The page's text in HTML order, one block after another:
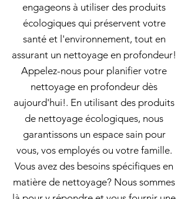
engageons à utiliser des produits
écologiques qui préservent votre
santé et l'environnement, tout en
assurant un nettoyage en profondeur!
Appelez-nous pour planifier votre
nettoyage en profondeur dès
aujourd'hui!. En utilisant des produits
de nettoyage écologiques, nous
garantissons un espace sain pour
vous, vos employés ou votre famille.
Vous avez des besoins spécifiques en
matière de nettoyage? Nous sommes